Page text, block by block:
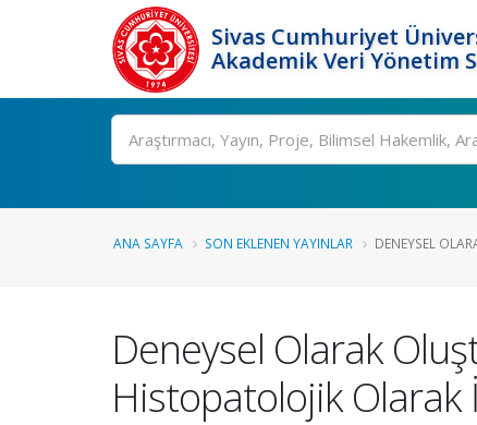
Sivas Cumhuriyet
Akademik Veri Yönetim
Ara
ANA SAYFA SON EKLENEN YAYINLAR DENEYSEL
Deneysel Olarak
Histopatolojik Olarak